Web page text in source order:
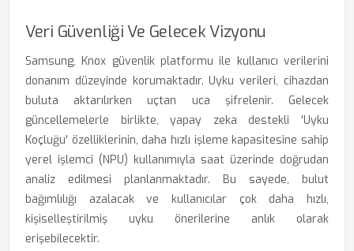
Veri Güvenliği Ve Gelecek Vizyonu
Samsung, Knox güvenlik platformu ile kullanıcı verilerini
donanım düzeyinde korumaktadır. Uyku verileri, cihazdan
buluta aktarılırken uçtan uca şifrelenir. Gelecek
güncellemelerle birlikte, yapay zeka destekli 'Uyku
Koçluğu' özelliklerinin, daha hızlı işleme kapasitesine sahip
yerel işlemci (NPU) kullanımıyla saat üzerinde doğrudan
analiz edilmesi planlanmaktadır. Bu sayede, bulut
bağımlılığı azalacak ve kullanıcılar çok daha hızlı,
kişiselleştirilmiş uyku önerilerine anlık olarak
erişebilecektir.